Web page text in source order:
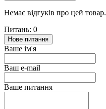
Немає відгуків про цей товар.
Питань: 0
Нове питання
Ваше ім'я
Ваш e-mail
Ваше питання